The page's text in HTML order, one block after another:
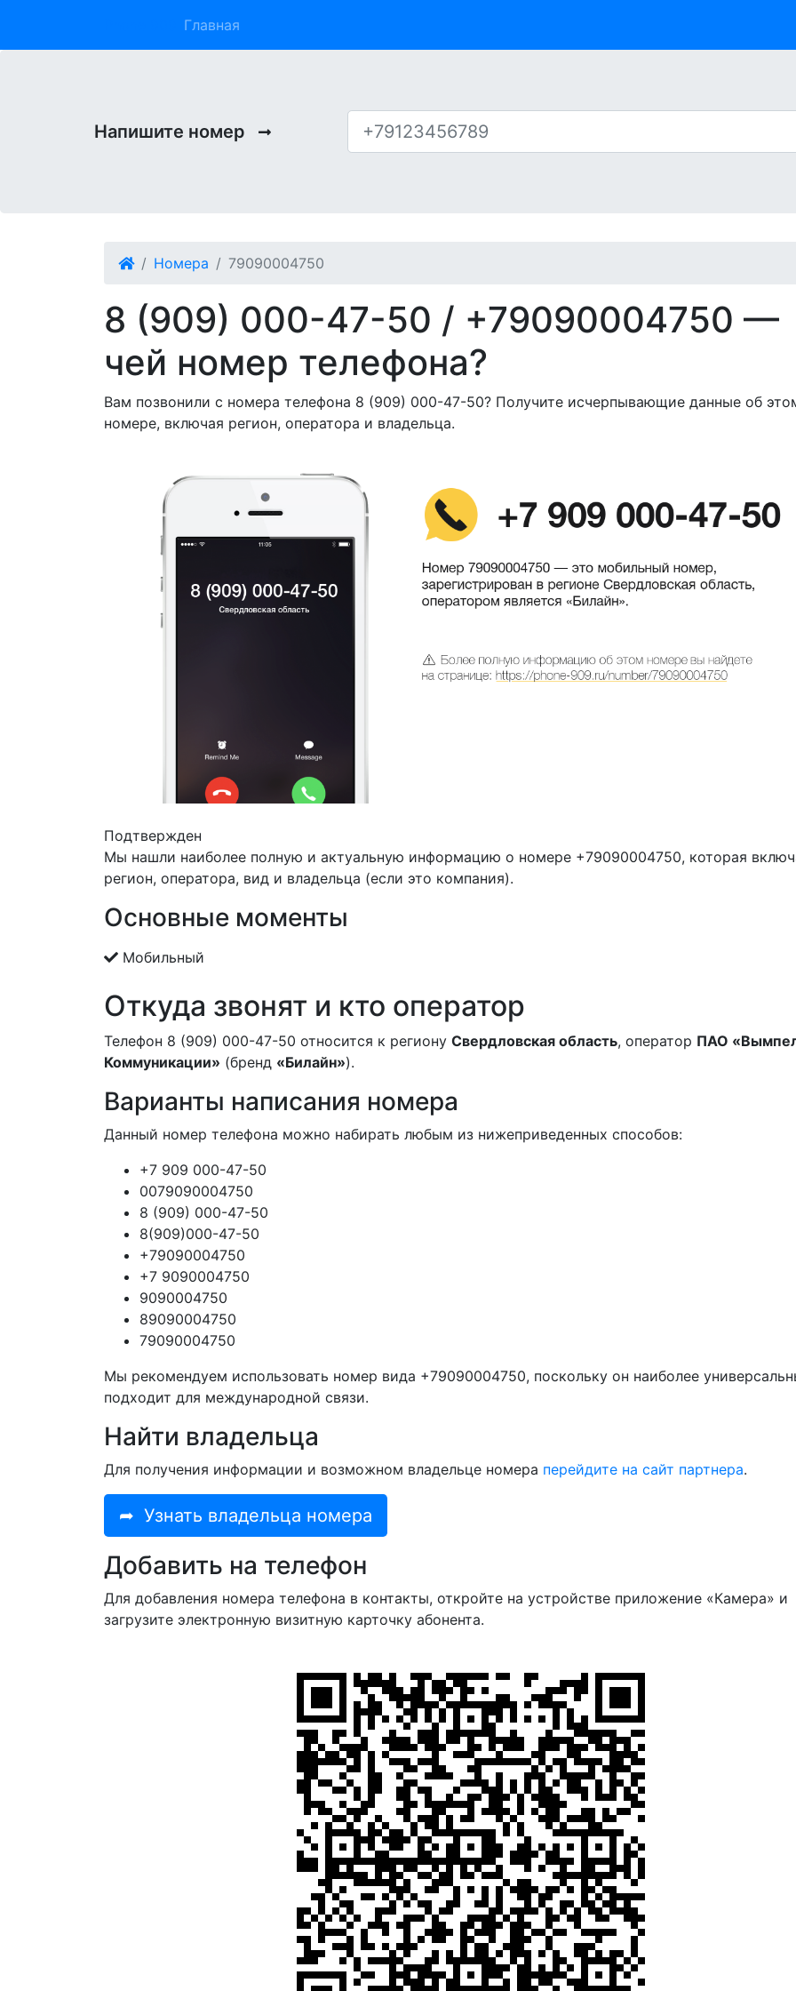
Главная
Напишите номер
Номера 79090004750
8 (909) 000-47-50 / +79090004750 —
чей номер телефона?
Вам позвонили с номера телефона 8 (909) 000-47-50? Получите исчерпывающие данные об
номере, включая регион, оператора и владельца.
Подтвержден
Мы нашли наиболее полную и актуальную информацию о номере +79090004750, которая
регион, оператора, вид и владельца (если это компания).
Основные моменты
Мобильный
Откуда звонят и кто оператор
Телефон 8 (909) 000-47-50 относится к региону Свердловская область, оператор ПАО
Коммуникации» (бренд «Билайн»).
Варианты написания номера
Данный номер телефона можно набирать любым из нижеприведенных способов:
+7 909 000-47-50
0079090004750
8 (909) 000-47-50
8(909)000-47-50
+79090004750
+7 9090004750
9090004750
89090004750
79090004750
Мы рекомендуем использовать номер вида +79090004750, поскольку он наиболее
подходит для международной связи.
Найти владельца
Для получения информации и возможном владельце номера перейдите на сайт партнера.
➦ Узнать владельца номера
Добавить на телефон
Для добавления номера телефона в контакты, откройте на устройстве приложение «Камера» и
загрузите электронную визитную карточку абонента.